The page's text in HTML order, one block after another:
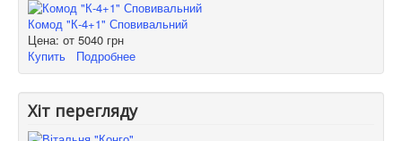
Комод "К-4+1" Сповивальний
Цена: от 5040 грн
Купить
Подробнее
Хіт перегляду